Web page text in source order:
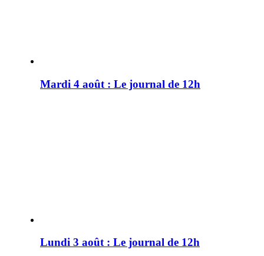
Mardi 4 août : Le journal de 12h
Lundi 3 août : Le journal de 12h